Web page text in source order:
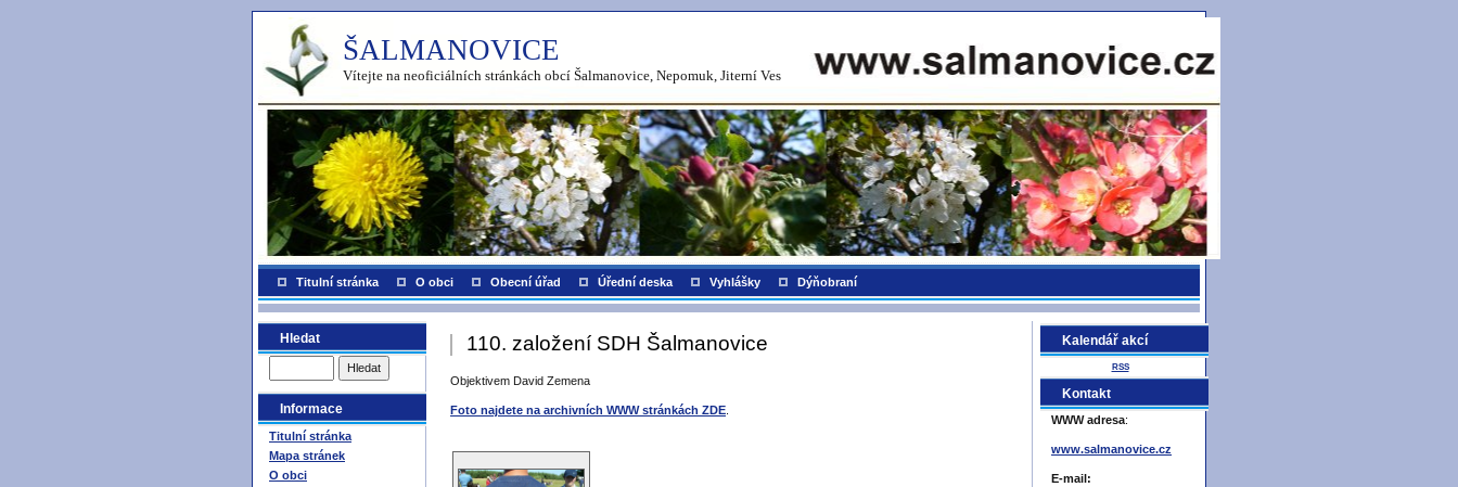
ŠALMANOVICE
Vítejte na neoficiálních stránkách obcí Šalmanovice, Nepomuk, Jiterní Ves
Titulní stránka O obci Obecní úřad Úřední deska Vyhlášky Dýňobraní
Hledat
Informace
Titulní stránka
Mapa stránek
O obci
Kalendář akcí
RSS
Kontakt
WWW adresa:
www.salmanovice.cz
E-mail:
110. založení SDH Šalmanovice
Objektivem David Zemena
Foto najdete na archivních WWW stránkách ZDE